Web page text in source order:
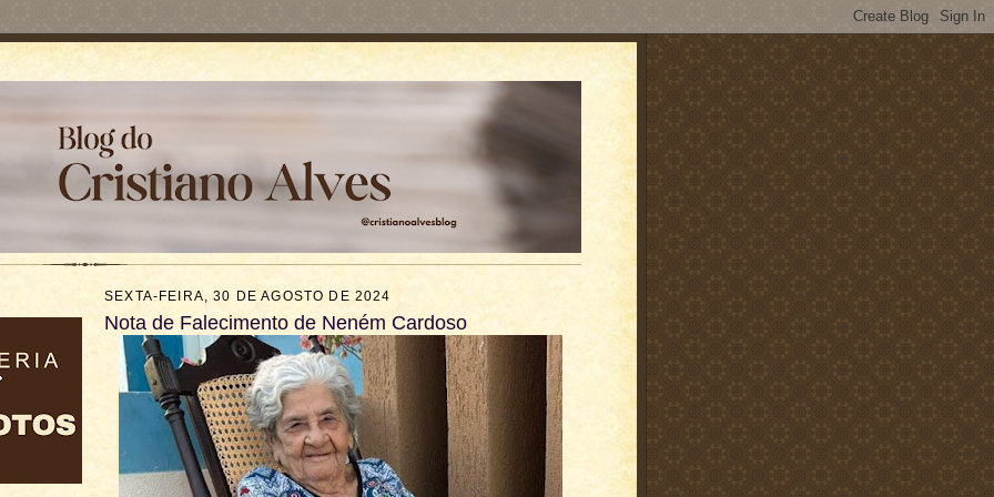
SEXTA-FEIRA, 30 DE AGOSTO DE 2024
Nota de Falecimento de Neném Cardoso